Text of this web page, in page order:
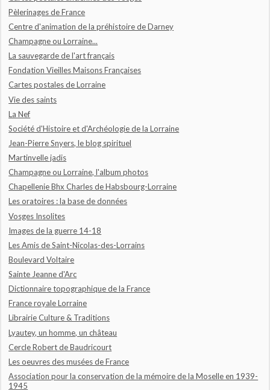
Pèlerinages de France
Centre d'animation de la préhistoire de Darney
Champagne ou Lorraine...
La sauvegarde de l'art français
Fondation Vieilles Maisons Françaises
Cartes postales de Lorraine
Vie des saints
La Nef
Société d'Histoire et d'Archéologie de la Lorraine
Jean-Pierre Snyers, le blog spirituel
Martinvelle jadis
Champagne ou Lorraine, l'album photos
Chapellenie Bhx Charles de Habsbourg-Lorraine
Les oratoires : la base de données
Vosges Insolites
Images de la guerre 14-18
Les Amis de Saint-Nicolas-des-Lorrains
Boulevard Voltaire
Sainte Jeanne d'Arc
Dictionnaire topographique de la France
France royale Lorraine
Librairie Culture & Traditions
Lyautey, un homme, un château
Cercle Robert de Baudricourt
Les oeuvres des musées de France
Association pour la conservation de la mémoire de la Moselle en 1939-
1945